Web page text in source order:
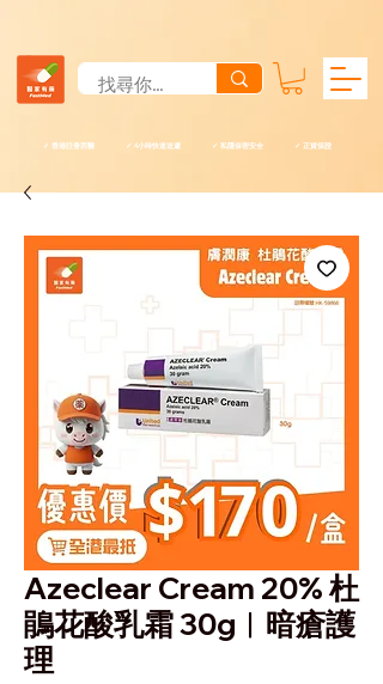
✓ 香港註冊西醫 ✓ 4小時快速送遞 ✓ 私隱保密安全 ✓ 正貨保證
Azeclear Cream 20% 杜
鵑花酸乳霜 30g︱暗瘡護
理